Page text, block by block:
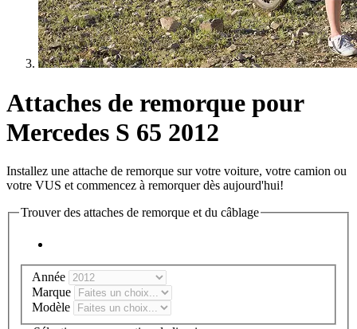
Attaches de remorque pour
Mercedes S 65 2012
Installez une attache de remorque sur votre voiture, votre camion ou
votre VUS et commencez à remorquer dès aujourd'hui!
Trouver des attaches de remorque et du câblage
Année
Marque
Modèle